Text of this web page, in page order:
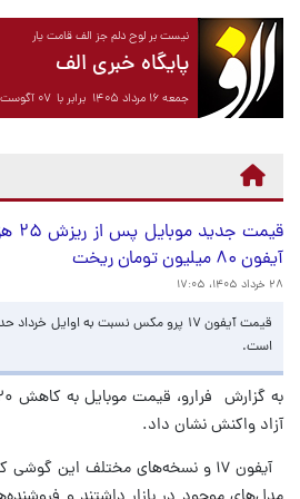
نیست بر لوح دلم جز الف قامت یار
پایگاه خبری الف
جمعه ۱۶ مرداد ۱۴۰۵ برابر با ۰۷ آگوست ۲۰۲۶
آیفون ۸۰ میلیون تومان ریخت
۲۸ خرداد ۱۴۰۵، ۱۷:۰۵
است.
آزاد واکنش نشان داد.
آیفون ۱۷ و نسخه‌های مختلف این